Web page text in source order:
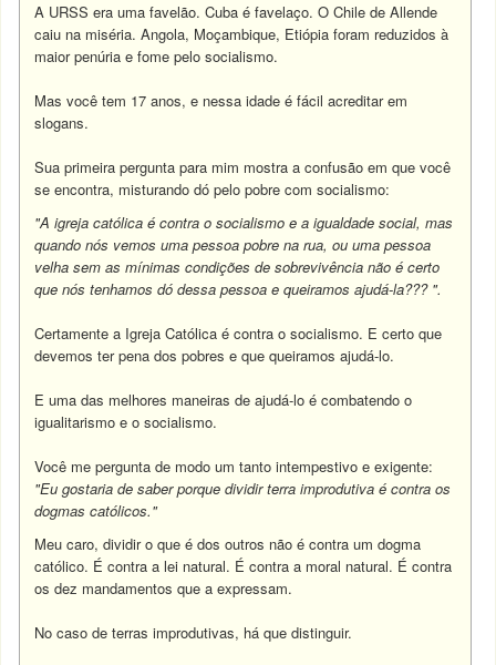
A URSS era uma favelão. Cuba é favelaço. O Chile de Allende
caiu na miséria. Angola, Moçambique, Etiópia foram reduzidos à
maior penúria e fome pelo socialismo.
Mas você tem 17 anos, e nessa idade é fácil acreditar em
slogans.
Sua primeira pergunta para mim mostra a confusão em que você
se encontra, misturando dó pelo pobre com socialismo:
"A igreja católica é contra o socialismo e a igualdade social, mas
quando nós vemos uma pessoa pobre na rua, ou uma pessoa
velha sem as mínimas condições de sobrevivência não é certo
que nós tenhamos dó dessa pessoa e queiramos ajudá-la??? ".
Certamente a Igreja Católica é contra o socialismo. E certo que
devemos ter pena dos pobres e que queiramos ajudá-lo.
E uma das melhores maneiras de ajudá-lo é combatendo o
igualitarismo e o socialismo.
Você me pergunta de modo um tanto intempestivo e exigente:
"Eu gostaria de saber porque dividir terra improdutiva é contra os
dogmas católicos."
Meu caro, dividir o que é dos outros não é contra um dogma
católico. É contra a lei natural. É contra a moral natural. É contra
os dez mandamentos que a expressam.
No caso de terras improdutivas, há que distinguir.